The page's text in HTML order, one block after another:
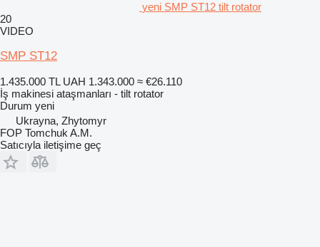
yeni SMP ST12 tilt rotator
20
VIDEO
SMP ST12
1.435.000 TL UAH 1.343.000 ≈ €26.110
İş makinesi ataşmanları - tilt rotator
Durum yeni
Ukrayna, Zhytomyr
FOP Tomchuk A.M.
Satıcıyla iletişime geç